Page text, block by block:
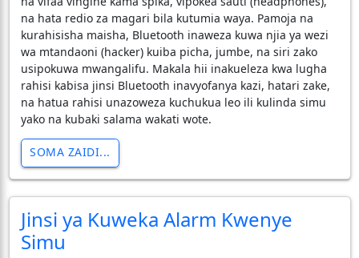
na hata redio za magari bila kutumia waya. Pamoja na
kurahisisha maisha, Bluetooth inaweza kuwa njia ya wezi
wa mtandaoni (hacker) kuiba picha, jumbe, na siri zako
usipokuwa mwangalifu. Makala hii inakueleza kwa lugha
rahisi kabisa jinsi Bluetooth inavyofanya kazi, hatari zake,
na hatua rahisi unazoweza kuchukua leo ili kulinda simu
yako na kubaki salama wakati wote.
SOMA ZAIDI...
Jinsi ya Kuweka Alarm Kwenye
Simu